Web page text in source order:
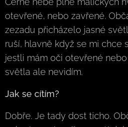
otevřené, nebo zavřené.
zezadu přicházelo jasné
ruší, hlavně když se mi chce
jestli mám oči otevřené
světla ale nevidím.
Jak se cítím?
Dobře. Je tady dost ticho.